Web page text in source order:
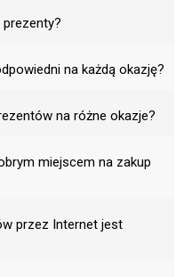
na każdą okazję?
na różne okazje?
miejscem na zakup
przez Internet jest